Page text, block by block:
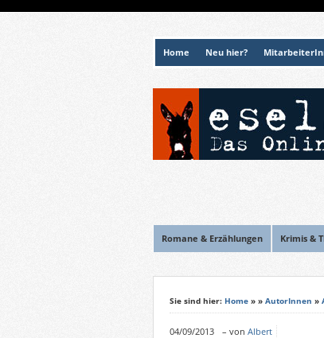
Home Neu hier?
Romane & Erzählungen Krimis &
Sie sind hier: Home » » AutorInnen »
04/09/2013 – von Albert